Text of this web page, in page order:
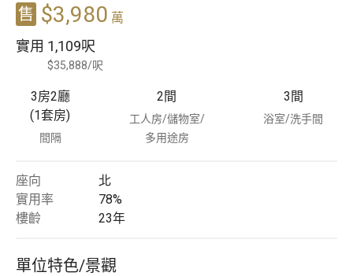
豪宅分行
售 $3,980 萬
實用 1,109呎
$35,888/呎
3房2廳
(1套房)
間隔
2間
工人房/儲物室/
多用途房
3 間
浴室/洗手間
座向
北
實用率
78%
樓齡
23年
單位特色/景觀